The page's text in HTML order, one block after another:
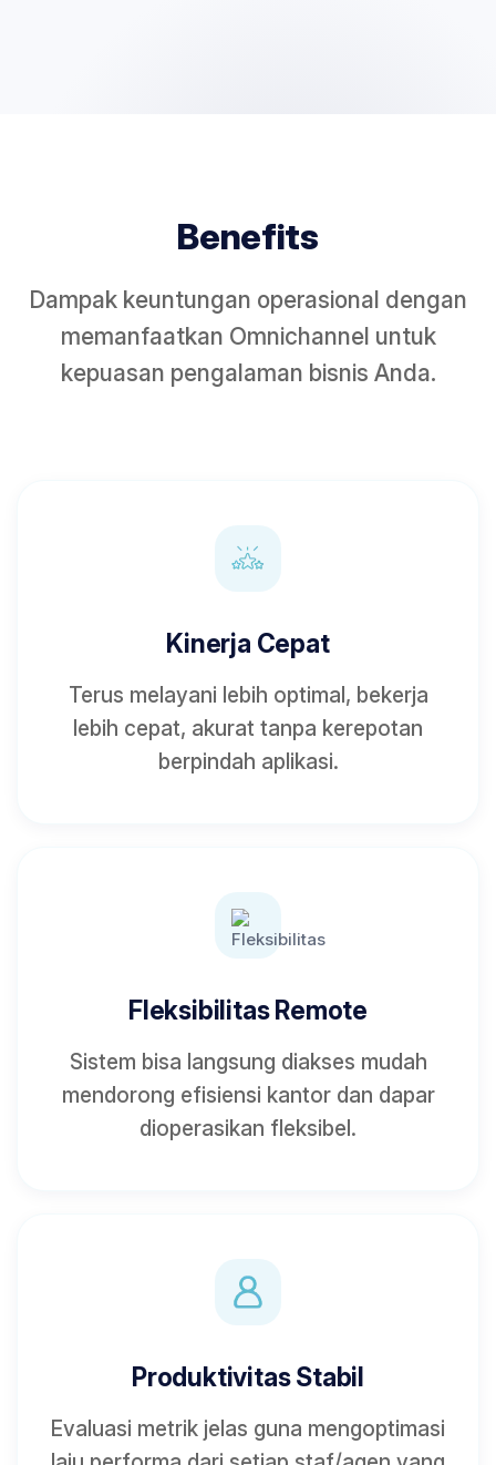
Benefits
Dampak keuntungan operasional dengan
memanfaatkan Omnichannel untuk
kepuasan pengalaman bisnis Anda.
Kinerja Cepat
Terus melayani lebih optimal, bekerja
lebih cepat, akurat tanpa kerepotan
berpindah aplikasi.
Fleksibilitas Remote
Sistem bisa langsung diakses mudah
mendorong efisiensi kantor dan dapar
dioperasikan fleksibel.
Produktivitas Stabil
Evaluasi metrik jelas guna mengoptimasi